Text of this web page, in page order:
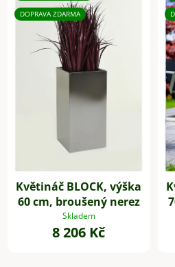
DOPRAVA ZDARMA
Květináč BLOCK, výška
60 cm, broušený nerez
Skladem
8 206 Kč